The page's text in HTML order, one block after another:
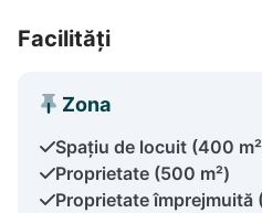
Facilități
Zona
Spațiu de locuit (400
Proprietate (500 m²)
Proprietate împrejmuită